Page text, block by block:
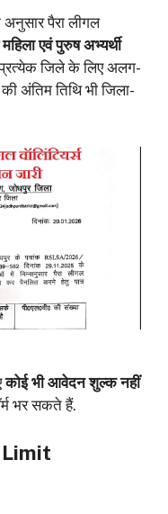
अनुसार पैरा लीगल
एवं पुरुष अभ्यर्थी
प्रत्येक जिले के लिए अलग-
अंतिम तिथि भी जिला-
कोई भी आवेदन शुल्क नहीं
भर सकते हैं.